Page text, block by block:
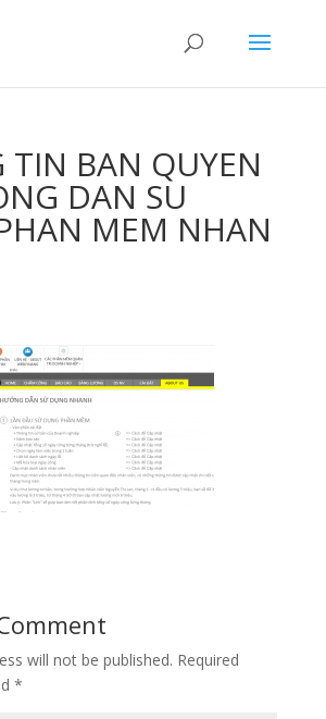
TIN BAN QUYEN
DAN SU
MEM NHAN
will not be published. Required
*